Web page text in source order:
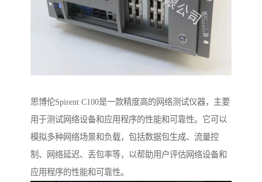
思博伦Spirent C100是一款精度高的网络测试仪器，主要
用于测试网络设备和应用程序的性能和可靠性。它可以
模拟多种网络场景和负载，包括数据包生成、流量控
制、网络延迟、丢包率等，以帮助用户评估网络设备和
应用程序的性能和可靠性。